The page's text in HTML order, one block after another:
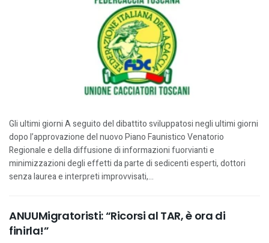
Gli ultimi giorni A seguito del dibattito sviluppatosi negli ultimi giorni
dopo l’approvazione del nuovo Piano Faunistico Venatorio
Regionale e della diffusione di informazioni fuorvianti e
minimizzazioni degli effetti da parte di sedicenti esperti, dottori
senza laurea e interpreti improvvisati,...
ANUUMigratoristi: “Ricorsi al TAR, è ora di
finirla!”